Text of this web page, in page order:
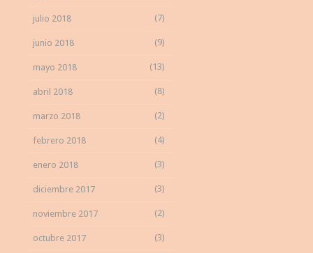
julio 2018 (7)
junio 2018 (9)
mayo 2018 (13)
abril 2018 (8)
marzo 2018 (2)
febrero 2018 (4)
enero 2018 (3)
diciembre 2017 (3)
noviembre 2017 (2)
octubre 2017 (3)